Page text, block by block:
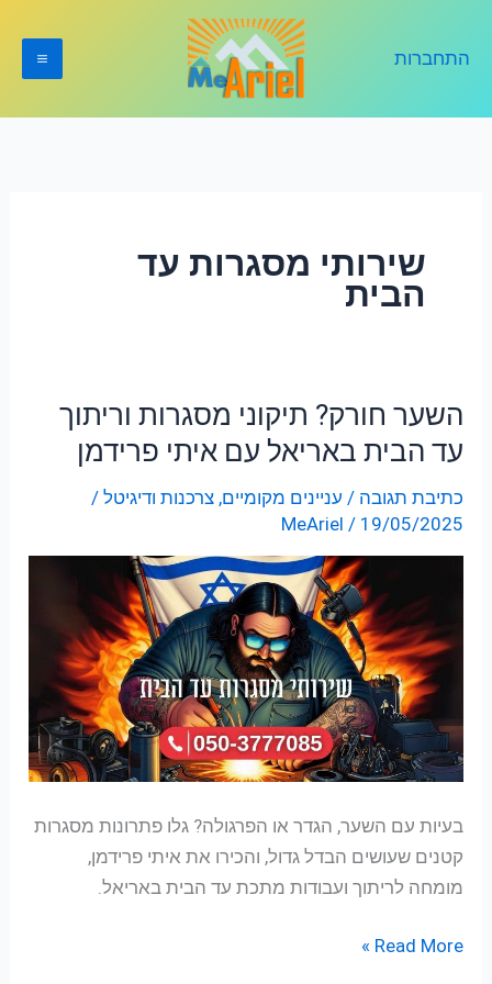
התחברות
שירותי מסגרות עד
הבית
השער חורק? תיקוני מסגרות וריתוך
עד הבית באריאל עם איתי פרידמן
כתיבת תגובה / עניינים מקומיים,צרכנות ודיגיטל /
MeAriel / 19/05/2025
בעיות עם השער, הגדר או הפרגולה? גלו פתרונות מסגרות
קטנים שעושים הבדל גדול, והכירו את איתי פרידמן,
מומחה לריתוך ועבודות מתכת עד הבית באריאל.
השער
חורק?
מסגרות
וריתוך
הבית
באריאל
עם
איתי
פרידמן
Read More »